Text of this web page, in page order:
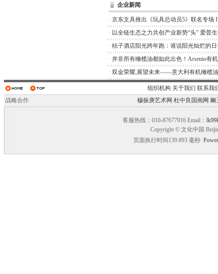
企业新闻
· 京东文具推出《玩具总动员5》联名专场
· 以全链生态之力共创产业新势“头” 爱普
· 桔子酒店阳光跨年跑：谁说阳光灿烂的
· 并非所有橄榄油都如此出色！Arsenio有
· 双金荣耀,展望未来——意大利有机橄榄
组织机构 关于我们 联系我
战略合作
穆振庚艺术网 杜中良国画网 阚
客服热线：010-87677916 Email：
Copyright © 文化中国
页面执行时间139.893 毫秒